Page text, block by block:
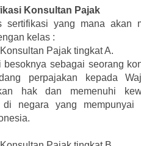
Konsultan Pajak
sertifikasi yang mana akan
kelas :
Pajak tingkat A.
besoknya sebagai seorang
perpajakan kepada
hak dan memenuhi
di negara yang mempunyai